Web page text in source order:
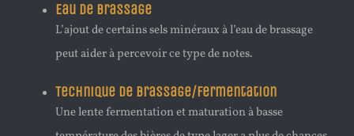
Eau de brassage
L’ajout de certains sels minéraux à l’eau de brassage
peut aider à percevoir ce type de notes.
Technique de brassage/fermentation
Une lente fermentation et maturation à basse